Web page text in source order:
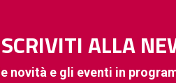
ALLA
novità e gli eventi in